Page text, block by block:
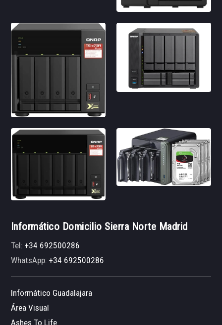
Informático Domicilio Sierra Norte Madrid
Tel:+34 692500286
WhatsApp:+34 692500286
Informático Guadalajara
Área Visual
Ashes To Life